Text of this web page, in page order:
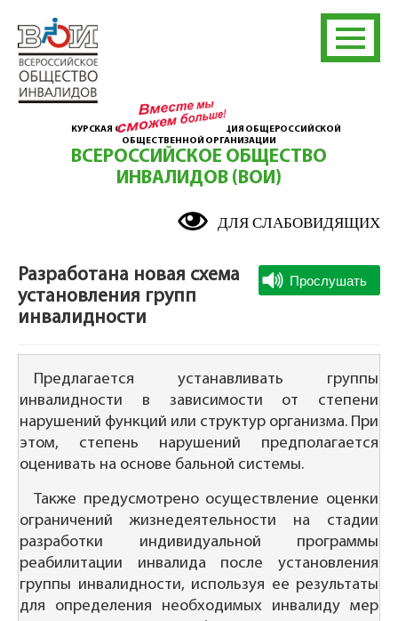
КУРСКАЯ ОБЛАСТНАЯ ОРГАНИЗАЦИЯ ОБЩЕРОССИЙСКОЙ
ОБЩЕСТВЕННОЙ ОРГАНИЗАЦИИ
ВСЕРОССИЙСКОЕ ОБЩЕСТВО
ИНВАЛИДОВ (ВОИ)
ДЛЯ СЛАБОВИДЯЩИХ
Разработана новая схема
установления групп
инвалидности
Предлагается устанавливать группы
инвалидности в зависимости от степени
нарушений функций или структур организма. При
этом, степень нарушений предполагается
оценивать на основе бальной системы.
Также предусмотрено осуществление оценки
ограничений жизнедеятельности на стадии
разработки индивидуальной программы
реабилитации инвалида после установления
группы инвалидности, используя ее результаты
для определения необходимых инвалиду мер